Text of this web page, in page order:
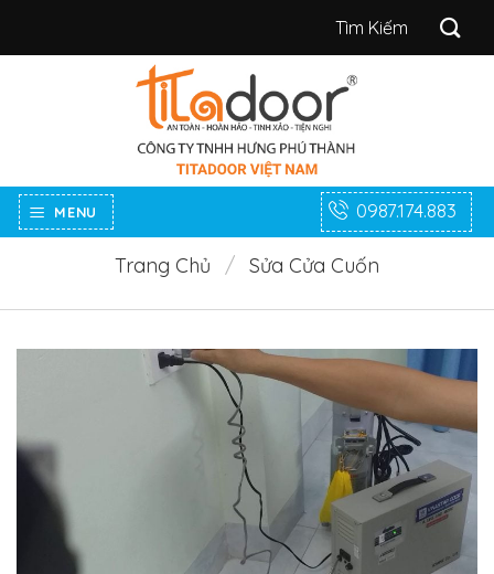
Tìm
MENU 0987.174.883
Trang Chủ / Sửa Cửa Cuốn